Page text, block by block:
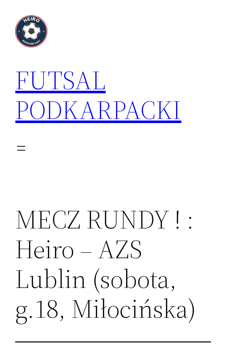
treści
FUTSAL
PODKARPACKI
MECZ RUNDY ! :
Heiro – AZS
Lublin (sobota,
g.18, Miłocińska)